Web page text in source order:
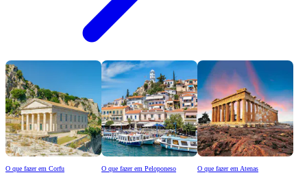
O que fazer em Corfu O que fazer em Peloponeso O que fazer em Atenas